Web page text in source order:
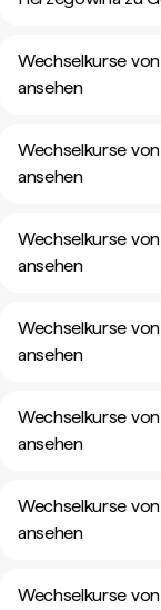
Wechselkurse
ansehen
Wechselkurse
ansehen
Wechselkurse
ansehen
Wechselkurse
ansehen
Wechselkurse
ansehen
Wechselkurse
ansehen
Wechselkurse